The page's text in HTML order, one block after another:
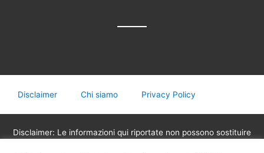
Disclaimer Chi siamo Privacy Policy
Disclaimer: Le informazioni qui riportate non possono sostituire